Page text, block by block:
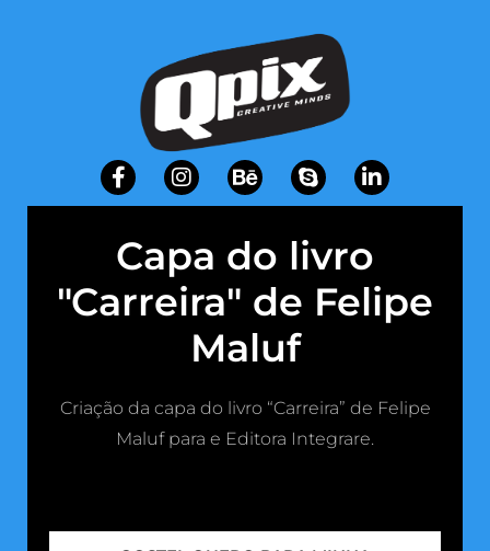
Capa do livro
"Carreira" de Felipe
Maluf
Criação da capa do livro “Carreira” de Felipe
Maluf para e Editora Integrare.